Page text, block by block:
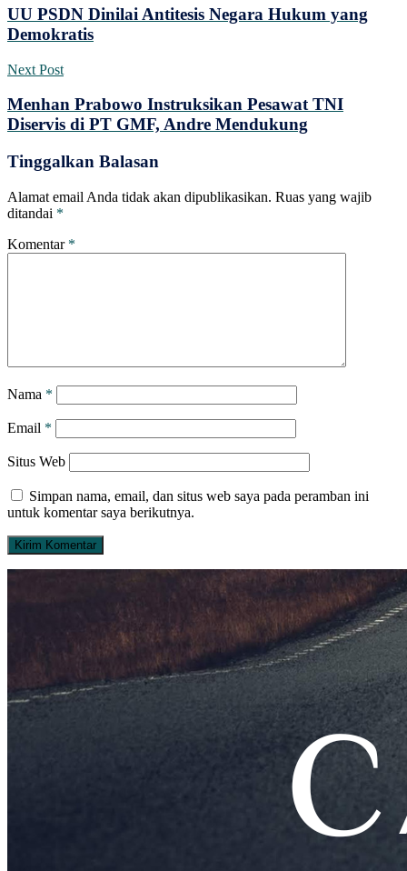
UU PSDN Dinilai Antitesis Negara Hukum yang
Demokratis
Next Post
Menhan Prabowo Instruksikan Pesawat TNI
Diservis di PT GMF, Andre Mendukung
Tinggalkan Balasan
Alamat email Anda tidak akan dipublikasikan. Ruas yang wajib
ditandai *
Komentar *
Nama *
Email *
Situs Web
Simpan nama, email, dan situs web saya pada peramban ini
untuk komentar saya berikutnya.